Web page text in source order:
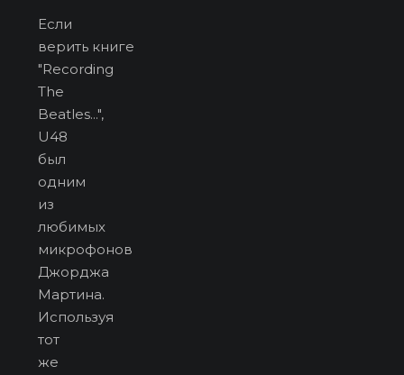
Если
верить книге
"Recording
The
Beatles...",
U48
был
одним
из
любимых
микрофонов
Джорджа
Мартина.
Используя
тот
же